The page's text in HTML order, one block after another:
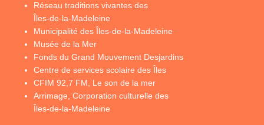
Réseau traditions vivantes des
Îles-de-la-Madeleine
Municipalité des Îles-de-la-Madeleine
Musée de la Mer
Fonds du Grand Mouvement Desjardins
Centre de services scolaire des Îles
CFIM 92,7 FM, Le son de la mer
Arrimage, Corporation culturelle des
Îles-de-la-Madeleine